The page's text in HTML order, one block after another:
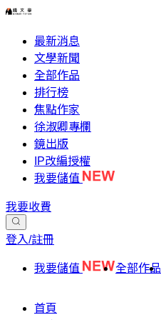
最新消息
文學新聞
全部作品
排行榜
焦點作家
徐淑卿專欄
鏡出版
IP改編授權
我要儲值
我要收費
登入/註冊
我要儲值 全部作品
首頁